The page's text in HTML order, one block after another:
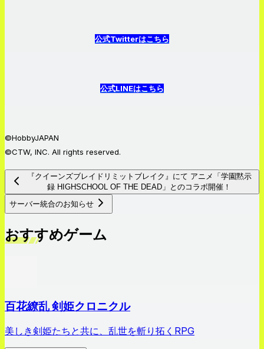
公式Twitterはこちら
公式LINEはこちら
©HobbyJAPAN
©CTW, INC. All rights reserved.
『クイーンズブレイドリミットブレイク』にて アニメ「学園黙示
録 HIGHSCHOOL OF THE DEAD」とのコラボ開催！
サーバー統合のお知らせ
おすすめゲーム
百花繚乱 剣姫クロニクル
美しき剣姫たちと共に、乱世を斬り拓くRPG